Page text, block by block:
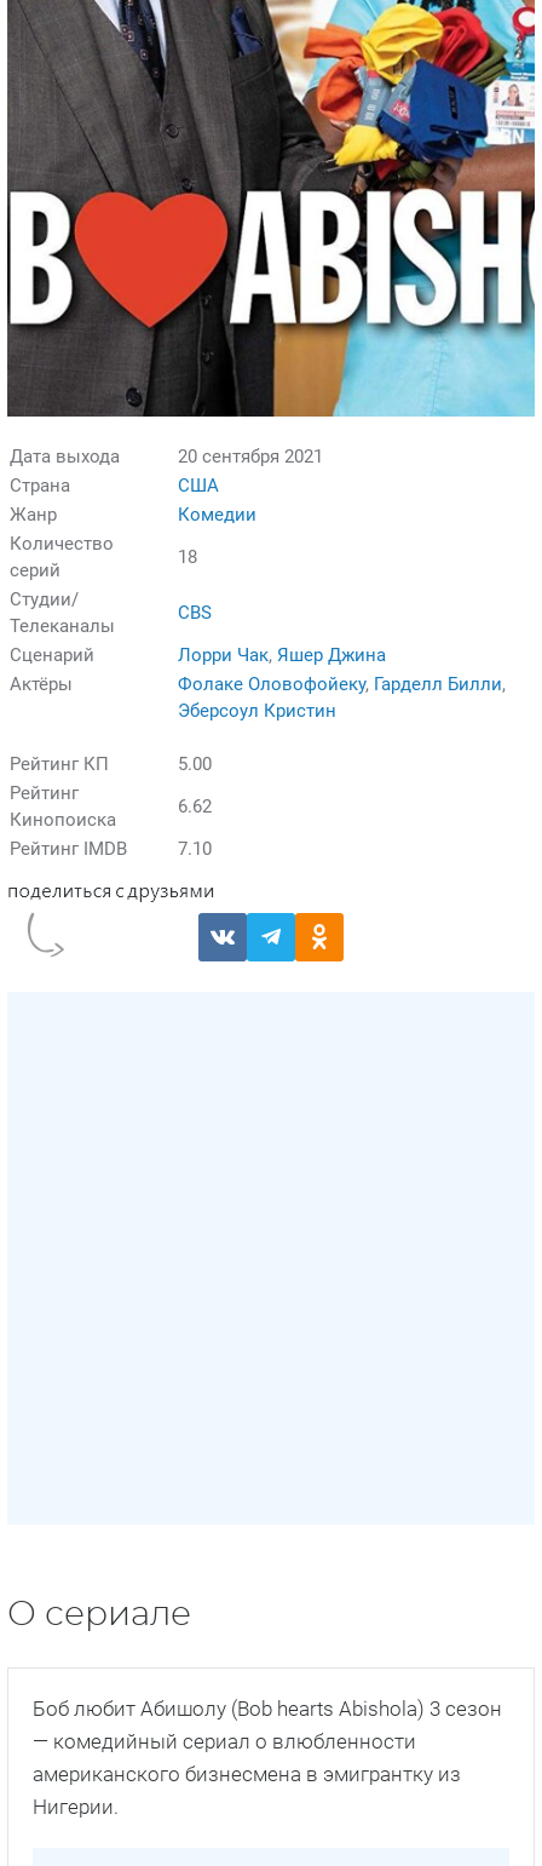
Дата выхода
20 сентября 2021
Страна
США
Жанр
Комедии
Количество
серий
18
Студии/
Телеканалы
CBS
Сценарий
Лорри Чак, Яшер Джина
Актёры
Фолаке Оловофойеку, Гарделл Билли,
Эберсоул Кристин
Рейтинг КП
5.00
Рейтинг
Кинопоиска
6.62
Рейтинг IMDB
7.10
О сериале
Боб любит Абишолу (Bob hearts Abishola) 3 сезон
— комедийный сериал о влюбленности
американского бизнесмена в эмигрантку из
Нигерии.